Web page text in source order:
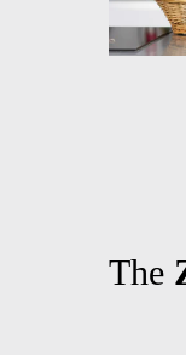
Quienes somos
The